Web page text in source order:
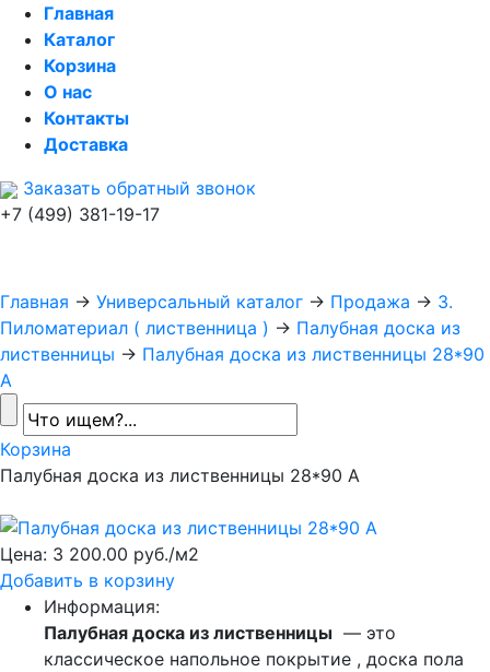
Главная
Каталог
Корзина
О нас
Контакты
Доставка
Заказать обратный звонок
+7 (499) 381-19-17
Главная → Универсальный каталог → Продажа → 3.
Пиломатериал ( лиственница ) → Палубная доска из
лиственницы → Палубная доска из лиственницы 28*90
A
Корзина
Палубная доска из лиственницы 28*90 A
Цена: 3 200.00 руб./м2
Добавить в корзину
Информация:
Палубная доска из лиственницы — это
классическое напольное покрытие , доска пола